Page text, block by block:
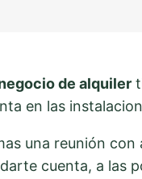
de alquiler
en las
una reunión
cuenta, a las